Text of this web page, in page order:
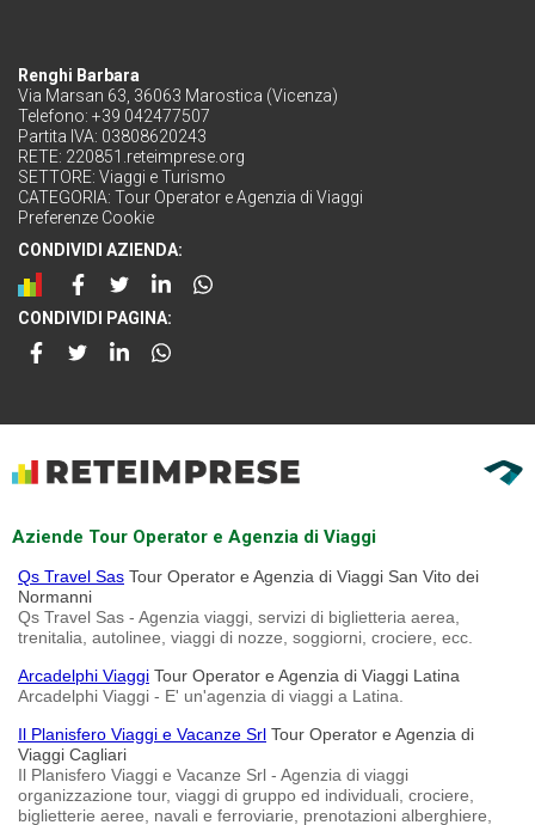
Renghi Barbara
Via Marsan 63, 36063 Marostica (Vicenza)
Telefono: +39 042477507
Partita IVA: 03808620243
RETE: 220851.reteimprese.org
SETTORE: Viaggi e Turismo
CATEGORIA: Tour Operator e Agenzia di Viaggi
Preferenze Cookie
CONDIVIDI AZIENDA:
CONDIVIDI PAGINA:
Aziende Tour Operator e Agenzia di Viaggi
Qs Travel Sas Tour Operator e Agenzia di Viaggi San Vito dei
Normanni
Qs Travel Sas - Agenzia viaggi, servizi di biglietteria aerea,
trenitalia, autolinee, viaggi di nozze, soggiorni, crociere, ecc.
Arcadelphi Viaggi Tour Operator e Agenzia di Viaggi Latina
Arcadelphi Viaggi - E' un'agenzia di viaggi a Latina.
Il Planisfero Viaggi e Vacanze Srl Tour Operator e Agenzia di
Viaggi Cagliari
Il Planisfero Viaggi e Vacanze Srl - Agenzia di viaggi
organizzazione tour, viaggi di gruppo ed individuali, crociere,
biglietterie aeree, navali e ferroviarie, prenotazioni alberghiere,